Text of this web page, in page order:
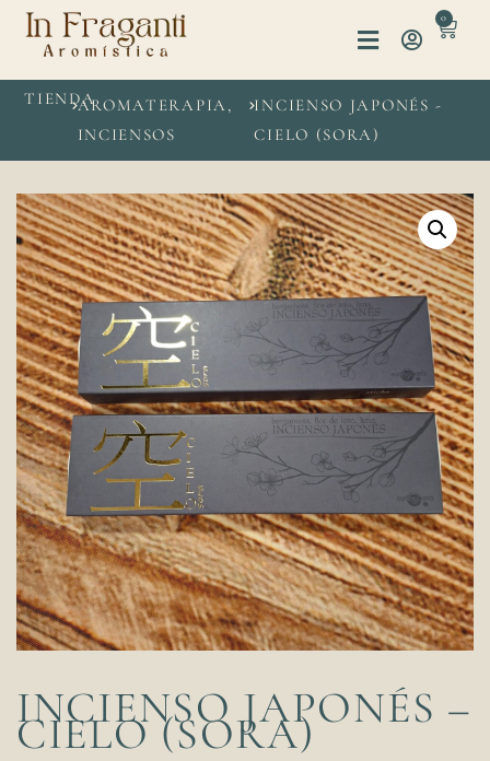
0
TIENDAAROMATERAPIA ,
INCIENSOS
INCIENSO JAPONÉS -
CIELO (SORA)
INCIENSO JAPONÉS –
CIELO (SORA)